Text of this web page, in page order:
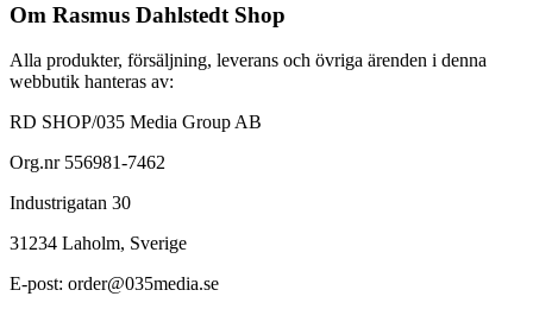
Om Rasmus Dahlstedt Shop
Alla produkter, försäljning, leverans och övriga ärenden i denna
webbutik hanteras av:
RD SHOP/035 Media Group AB
Org.nr 556981-7462
Industrigatan 30
31234 Laholm, Sverige
E-post: order@035media.se